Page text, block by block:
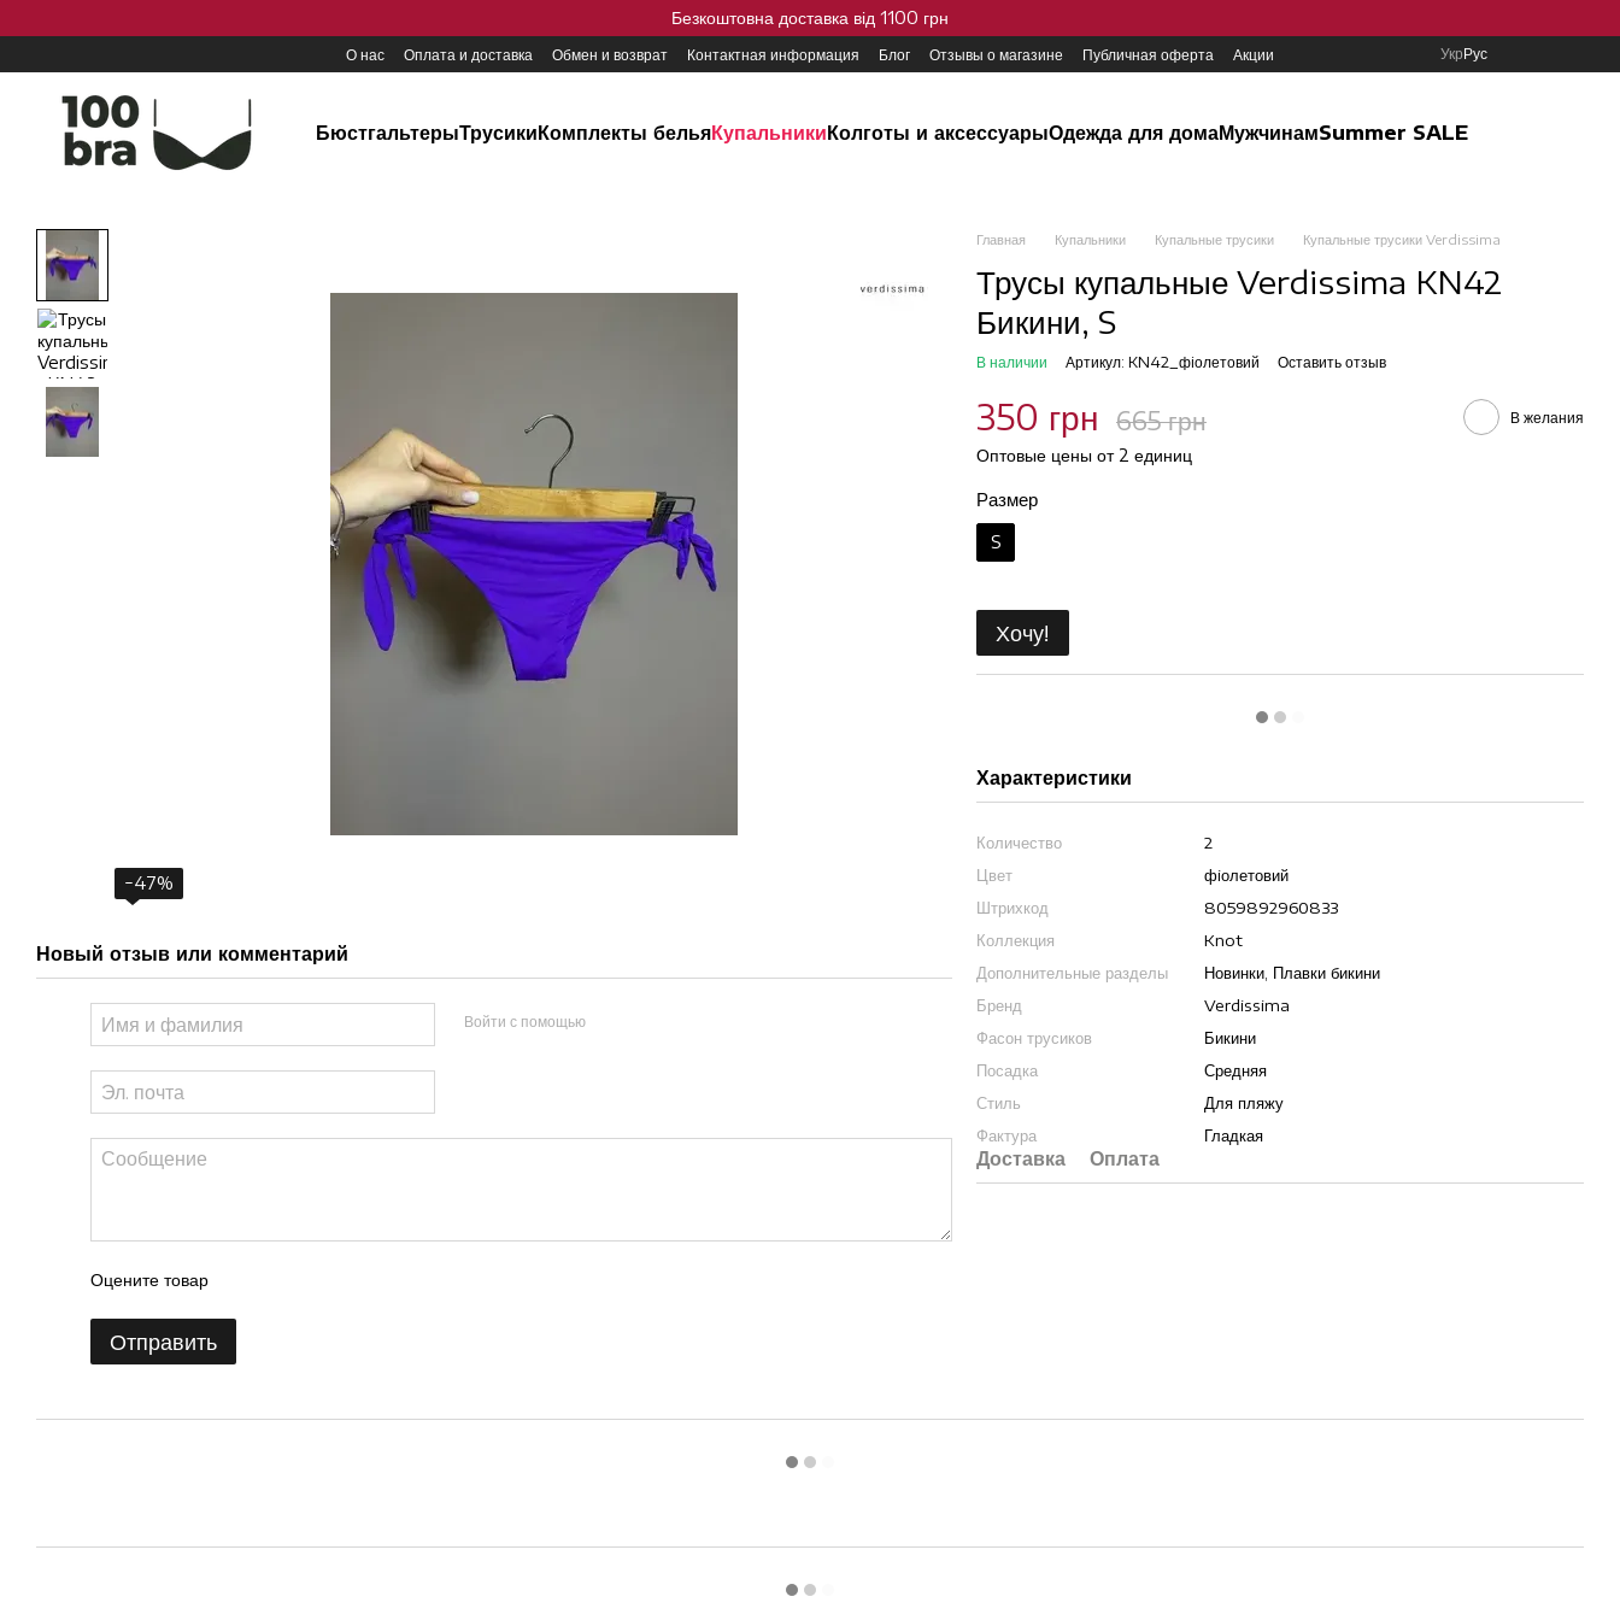
Безкоштовна доставка від 1100 грн
О нас Оплата и доставка Обмен и возврат Контактная информация Блог Отзывы о магазине Публичная оферта Акции УкрРус
БюстгальтерыТрусикиКомплекты бельяКупальникиКолготы и аксессуарыОдежда для домаМужчинамSummer SALE
−47%
Новый отзыв или комментарий
Войти с помощью
Оцените товар
Отправить
Главная Купальники Купальные трусики Купальные трусики Verdissima
Трусы купальные Verdissima KN42
Бикини, S
В наличии Артикул: KN42_фiолетовий Оставить отзыв
350 грн 665 грн В желания
Оптовые цены от 2 единиц
Размер
S
Хочу!
Характеристики
Количество
2
Цвет
фiолетовий
Штрихкод
8059892960833
Коллекция
Knot
Дополнительные разделы
Новинки, Плавки бикини
Бренд
Verdissima
Фасон трусиков
Бикини
Посадка
Средняя
Стиль
Для пляжу
Фактура
Гладкая
Доставка Оплата